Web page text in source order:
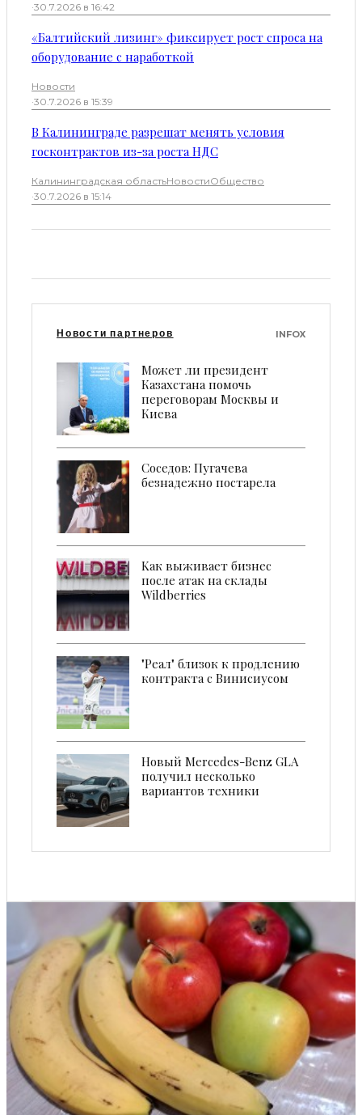
·30.7.2026 в 16:42
«Балтийский лизинг» фиксирует рост спроса на
оборудование с наработкой
Новости
·30.7.2026 в 15:39
В Калининграде разрешат менять условия
госконтрактов из-за роста НДС
Калининградская областьНовостиОбщество
·30.7.2026 в 15:14
Новости партнеров INFOX
Может ли президент
Казахстана помочь
переговорам Москвы и
Киева
Соседов: Пугачева
безнадежно постарела
Kак выживает бизнес
после атак на склады
Wildberries
"Реал" близок к продлению
контракта с Винисиусом
Новый Mercedes-Benz GLA
получил несколько
вариантов техники